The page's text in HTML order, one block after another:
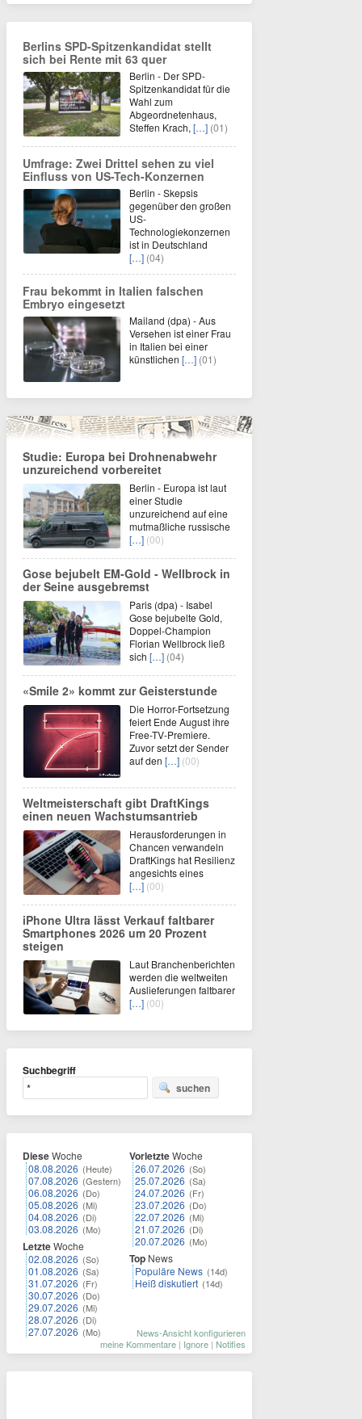
Berlins SPD-Spitzenkandidat stellt
sich bei Rente mit 63 quer
Berlin - Der SPD-
Spitzenkandidat für die
Wahl zum
Abgeordnetenhaus,
Steffen Krach, […] (01)
Umfrage: Zwei Drittel sehen zu viel
Einfluss von US-Tech-Konzernen
Berlin - Skepsis
gegenüber den großen
US-
Technologiekonzernen
ist in Deutschland
[…] (04)
Frau bekommt in Italien falschen
Embryo eingesetzt
Mailand (dpa) - Aus
Versehen ist einer Frau
in Italien bei einer
künstlichen […] (01)
Studie: Europa bei Drohnenabwehr
unzureichend vorbereitet
Berlin - Europa ist laut
einer Studie
unzureichend auf eine
mutmaßliche russische
[…] (00)
Gose bejubelt EM-Gold - Wellbrock in
der Seine ausgebremst
Paris (dpa) - Isabel
Gose bejubelte Gold,
Doppel-Champion
Florian Wellbrock ließ
sich […] (04)
«Smile 2» kommt zur Geisterstunde
Die Horror-Fortsetzung
feiert Ende August ihre
Free-TV-Premiere.
Zuvor setzt der Sender
auf den […] (00)
Weltmeisterschaft gibt DraftKings
einen neuen Wachstumsantrieb
Herausforderungen in
Chancen verwandeln
DraftKings hat Resilienz
angesichts eines
[…] (00)
iPhone Ultra lässt Verkauf faltbarer
Smartphones 2026 um 20 Prozent
steigen
Laut Branchenberichten
werden die weltweiten
Auslieferungen faltbarer
[…] (00)
Suchbegriff
suchen
DieseWoche
08.08.2026 (Heute)
07.08.2026 (Gestern)
06.08.2026 (Do)
05.08.2026 (Mi)
04.08.2026 (Di)
03.08.2026 (Mo)
LetzteWoche
02.08.2026 (So)
01.08.2026 (Sa)
31.07.2026 (Fr)
30.07.2026 (Do)
29.07.2026 (Mi)
28.07.2026 (Di)
27.07.2026 (Mo)
VorletzteWoche
26.07.2026 (So)
25.07.2026 (Sa)
24.07.2026 (Fr)
23.07.2026 (Do)
22.07.2026 (Mi)
21.07.2026 (Di)
20.07.2026 (Mo)
Top News
Populäre News (14d)
Heiß diskutiert (14d)
News-Ansicht konfigurieren
meine Kommentare | Ignore | Notifies